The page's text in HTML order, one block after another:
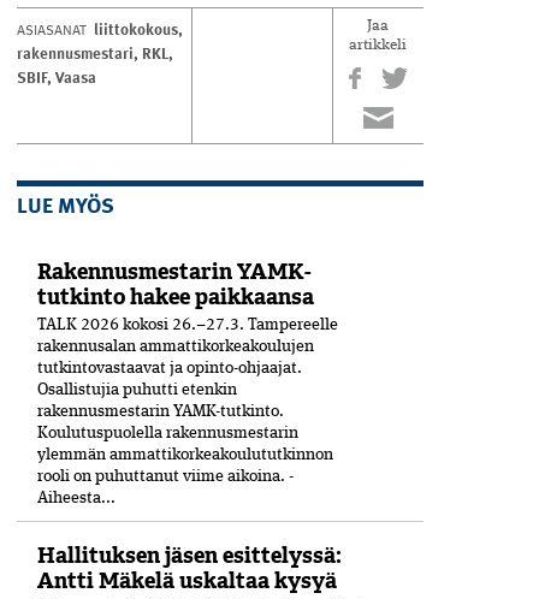
ASIASANAT liittokokous,
rakennusmestari, RKL,
SBIF, Vaasa
Jaa
artikkeli
LUE MYÖS
Rakennusmestarin YAMK-
tutkinto hakee paikkaansa
TALK 2026 kokosi 26.–27.3. Tampereelle
rakennusalan ammattikorkeakoulujen
tutkintovastaavat ja opinto-ohjaajat.
Osallistujia puhutti etenkin
rakennusmestarin YAMK-tutkinto.
Koulutuspuolella rakennusmestarin
ylemmän ammattikorkeakoulututkinnon
rooli on puhuttanut viime ­aikoina. ­
Aiheesta...
Hallituksen jäsen esittelyssä:
Antti Mäkelä uskaltaa kysyä